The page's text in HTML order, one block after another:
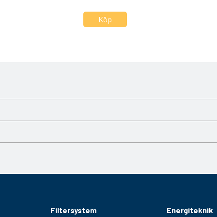
Filtersystem Energiteknik